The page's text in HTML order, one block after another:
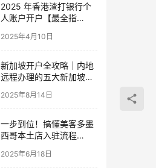
2025 年香港渣打银行个
人账户开户【最全指
程
2025年4月10日
新加坡开户全攻略｜内地
远程办理的五大新加坡银
2025年8月14日
一步到位！搞懂美客多墨
西哥本土店入驻流程
2025年6月18日